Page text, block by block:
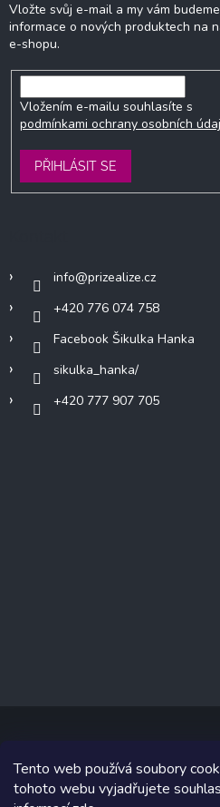
Tento web používá soubory
tohoto webu vyjadřujete
Vložte svůj e-mail a my vám
informace o nových produktech na
e-shopu.
Vložením e-mailu souhlasíte s
podmínkami ochrany osobních
PŘIHLÁSIT SE
info@prizealize.cz
+420 776 074 758
Facebook Šikulka Hanka
sikulka_hanka/
+420 777 907 705
Copyright 2026